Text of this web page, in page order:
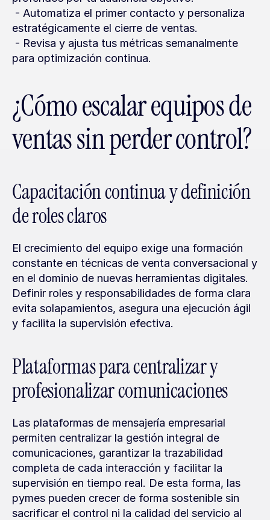
estratégicamente el cierre de ventas.
para optimización continua.
¿Cómo escalar equipos de
ventas sin perder control?
Capacitación continua y definición
de roles claros
El crecimiento del equipo exige una formación
constante en técnicas de venta conversacional y
en el dominio de nuevas herramientas digitales.
Definir roles y responsabilidades de forma clara
evita solapamientos, asegura una ejecución ágil
y facilita la supervisión efectiva.
Plataformas para centralizar y
profesionalizar comunicaciones
Las plataformas de mensajería empresarial
permiten centralizar la gestión integral de
comunicaciones, garantizar la trazabilidad
completa de cada interacción y facilitar la
supervisión en tiempo real. De esta forma, las
pymes pueden crecer de forma sostenible sin
sacrificar el control ni la calidad del servicio al